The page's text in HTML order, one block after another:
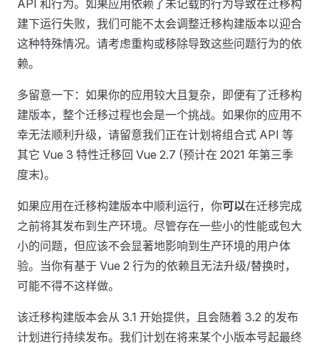
API 和行为。如果应用依赖了未记载的行为导致在迁移构
建下运行失败，我们可能不太会调整迁移构建版本以迎合
这种特殊情况。请考虑重构或移除导致这些问题行为的依
赖。
多留意一下：如果你的应用较大且复杂，即便有了迁移构
建版本，整个迁移过程也会是一个挑战。如果你的应用不
幸无法顺利升级，请留意我们正在计划将组合式 API 等
其它 Vue 3 特性迁移回 Vue 2.7 (预计在 2021 年第三季
度末)。
如果应用在迁移构建版本中顺利运行，你可以在迁移完成
之前将其发布到生产环境。尽管存在一些小的性能或包大
小的问题，但应该不会显著地影响到生产环境的用户体
验。当你有基于 Vue 2 行为的依赖且无法升级/替换时，
可能不得不这样做。
该迁移构建版本会从 3.1 开始提供，且会随着 3.2 的发布
计划进行持续发布。我们计划在将来某个小版本号起最终